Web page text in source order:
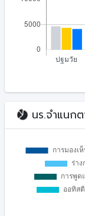
นร.จำแนกต